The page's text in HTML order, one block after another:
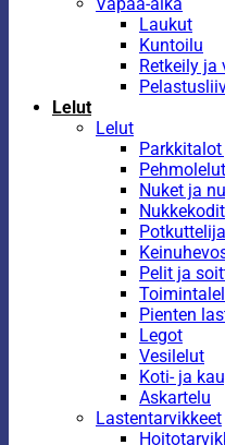
Laukut
Kuntoilu
Retkeily ja
Lelut
Lelut
Pehmolelut
Nuket ja
Nukkekodit
Pelit ja
Pienten
Legot
Vesilelut
Koti- ja
Askartelu
Lastentarvikkeet